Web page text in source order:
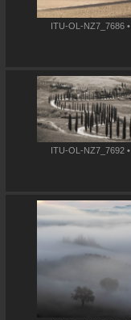
ITU-OL-NZ7_7686 •
ITU-OL-NZ7_7692 •